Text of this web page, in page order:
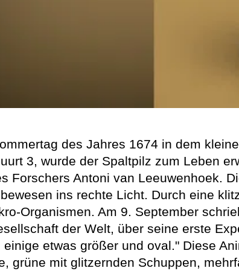
des Jahres 1674 in dem
3, wurde der Spaltpilz zum Leben
Forschers Antoni van Leeuwenhoek.
ins rechte Licht. Durch eine
Organismen. Am 9. September
der Welt, über seine erste
etwas größer und oval." Diese
grüne mit glitzernden Schuppen,